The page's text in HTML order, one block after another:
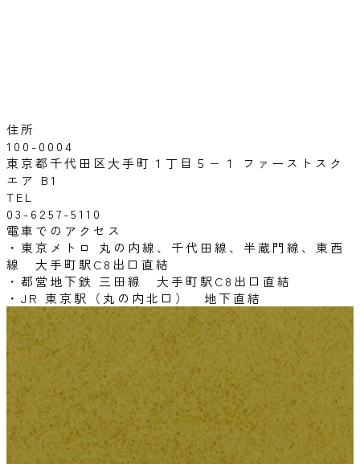
住所
100-0004
東京都千代田区大手町１丁目５−１ ファーストスク
エア B1
TEL
03-6257-5110
電車でのアクセス
・東京メトロ 丸の内線、千代田線、半蔵門線、東西
線 大手町駅C8出口直結
・都営地下鉄 三田線 大手町駅C8出口直結
・JR 東京駅（丸の内北口） 地下直結